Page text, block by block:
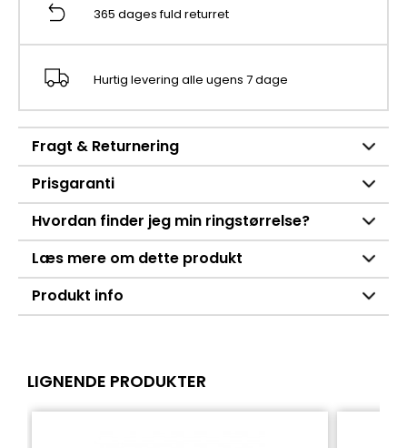
365 dages fuld returret
Hurtig levering alle ugens 7 dage
Fragt & Returnering
Prisgaranti
Hvordan finder jeg min ringstørrelse?
Læs mere om dette produkt
Produkt info
LIGNENDE PRODUKTER